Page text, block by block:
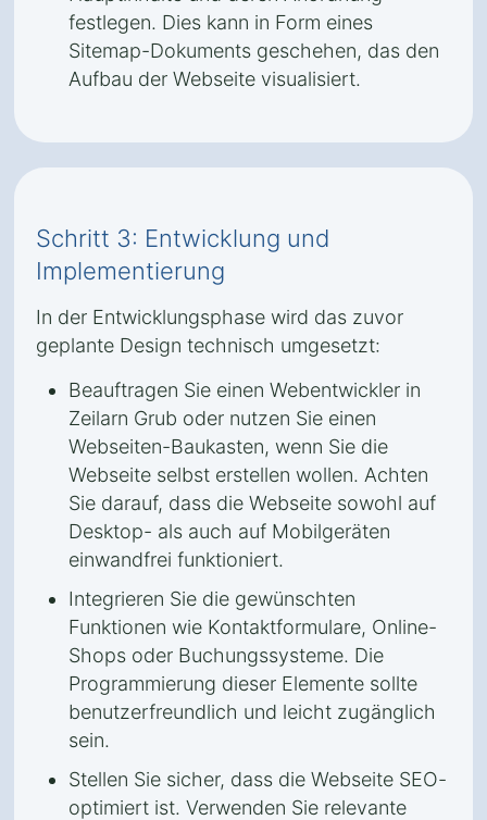
festlegen. Dies kann in Form eines
Sitemap-Dokuments geschehen, das den
Aufbau der Webseite visualisiert.
Schritt 3: Entwicklung und
Implementierung
In der Entwicklungsphase wird das zuvor
geplante Design technisch umgesetzt:
Beauftragen Sie einen Webentwickler in
Zeilarn Grub oder nutzen Sie einen
Webseiten-Baukasten, wenn Sie die
Webseite selbst erstellen wollen. Achten
Sie darauf, dass die Webseite sowohl auf
Desktop- als auch auf Mobilgeräten
einwandfrei funktioniert.
Integrieren Sie die gewünschten
Funktionen wie Kontaktformulare, Online-
Shops oder Buchungssysteme. Die
Programmierung dieser Elemente sollte
benutzerfreundlich und leicht zugänglich
sein.
Stellen Sie sicher, dass die Webseite SEO-
optimiert ist. Verwenden Sie relevante